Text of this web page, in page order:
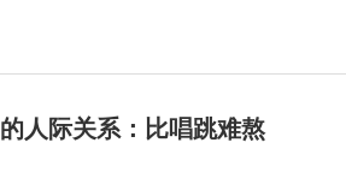
人际关系：比唱跳难熬